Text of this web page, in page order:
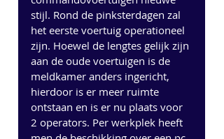
stijl. Rond de pinksterdagen zal
het eerste voertuig operationeel
zijn. Hoewel de lengtes gelijk zijn
aan de oude voertuigen is de
meldkamer anders ingericht,
hierdoor is er meer ruimte
ontstaan en is er nu plaats voor
2 operators. Per werkplek heeft